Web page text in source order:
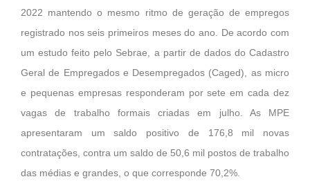
2022 mantendo o mesmo ritmo de geração de empregos
registrado nos seis primeiros meses do ano. De acordo com
um estudo feito pelo Sebrae, a partir de dados do Cadastro
Geral de Empregados e Desempregados (Caged), as micro
e pequenas empresas responderam por sete em cada dez
vagas de trabalho formais criadas em julho. As MPE
apresentaram um saldo positivo de 176,8 mil novas
contratações, contra um saldo de 50,6 mil postos de trabalho
das médias e grandes, o que corresponde 70,2%.